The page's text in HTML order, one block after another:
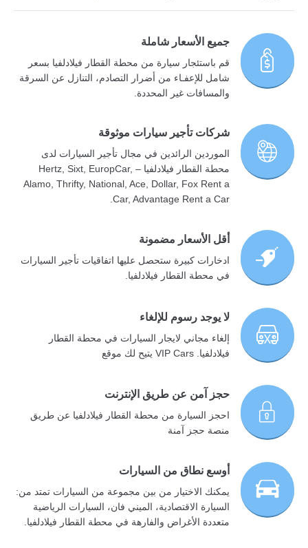
جميع الأسعار شاملة
قم باستئجار سيارة من محطة القطار فيلادلفيا بسعر
شامل للإعفـاء من أضرار التصادم، التنازل عن السرقة
والمسافات غير المحددة.
شركات تأجير سيارات موثوقة
الموردين الرائدين في مجال تأجير السيارات لدى
محطة القطار فيلادلفيا – Hertz, Sixt, EuropCar,
Alamo, Thrifty, National, Ace, Dollar, Fox Rent a
Car, Advantage Rent a Car.
أقل الأسعار مضمونة
ادخارات كبيرة ستحصل عليها اتفاقيات تأجير السيارات
في محطة القطار فيلادلفيا.
لا يوجد رسوم للإلغاء
إلغاء مجاني لايجار السيارات في محطة القطار
فيلادلفيا. VIP Cars يتيح لك موقع
حجز آمن عن طريق الإنترنت
احجز السيارة من محطة القطار فيلادلفيا عن طريق
منصة حجز آمنة
أوسع نطاق من السيارات
يمكنك الاختيار من بين مجموعة من السيارات تمتد من:
السيارة الاقتصادية، الميني فان، السيارات الرياضية
متعددة الأغراض والفارهة في محطة القطار فيلادلفيا.